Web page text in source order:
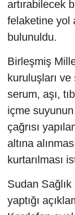
artırabilecek
felaketine yol
bulunuldu.
Birleşmiş
kuruluşları
serum, aşı,
içme suyunun
çağrısı
altına
kurtarılması
Sudan
yaptığı